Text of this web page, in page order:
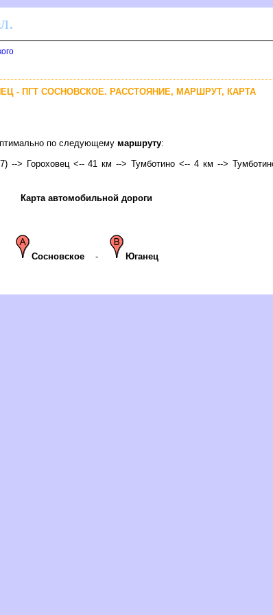
- ПГТ СОСНОВСКОЕ. РАССТОЯНИЕ, МАРШРУТ, КАРТА
по следующему маршруту:
> Гороховец <-- 41 км --> Тумботино <-- 4 км -->
Карта автомобильной дороги
Сосновское- Юганец